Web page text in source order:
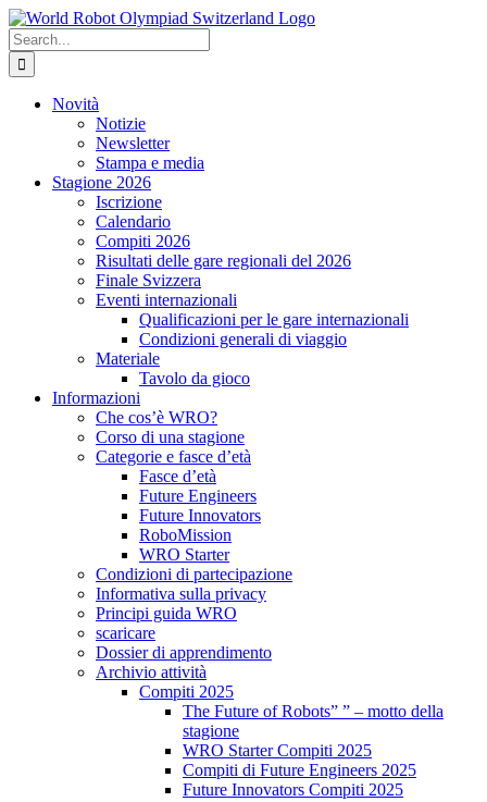
Skip
to
content
Search
for:
Novità
Notizie
Newsletter
Stampa e media
Stagione 2026
Iscrizione
Calendario
Compiti 2026
Risultati delle gare regionali del 2026
Finale Svizzera
Eventi internazionali
Qualificazioni per le gare internazionali
Condizioni generali di viaggio
Materiale
Tavolo da gioco
Informazioni
Che cos’è WRO?
Corso di una stagione
Categorie e fasce d’età
Fasce d’età
Future Engineers
Future Innovators
RoboMission
WRO Starter
Condizioni di partecipazione
Informativa sulla privacy
Principi guida WRO
scaricare
Dossier di apprendimento
Archivio attività
Compiti 2025
The Future of Robots” ” – motto della
stagione
WRO Starter Compiti 2025
Compiti di Future Engineers 2025
Future Innovators Compiti 2025